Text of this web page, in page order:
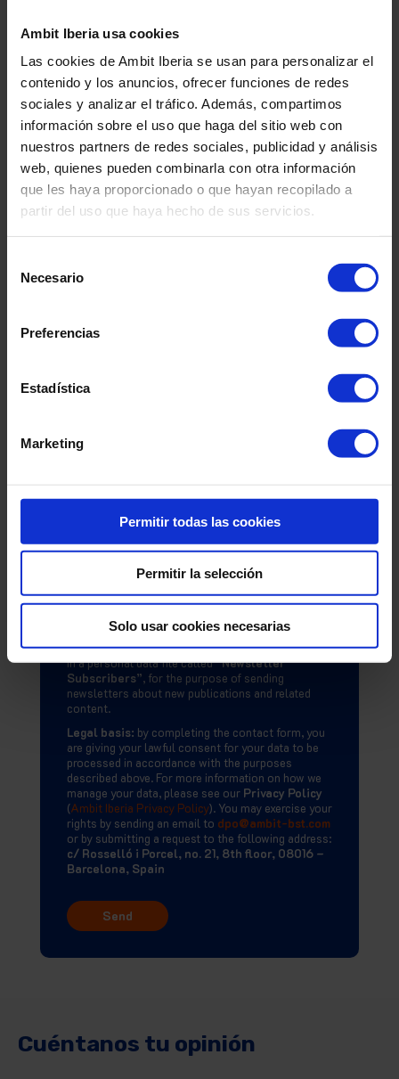
Ambit Iberia usa cookies
Las cookies de Ambit Iberia se usan para personalizar el
contenido y los anuncios, ofrecer funciones de redes
sociales y analizar el tráfico. Además, compartimos
información sobre el uso que haga del sitio web con
nuestros partners de redes sociales, publicidad y análisis
web, quienes pueden combinarla con otra información
que les haya proporcionado o que hayan recopilado a
partir del uso que haya hecho de sus servicios.
Necesario
Preferencias
Estadística
Marketing
Permitir todas las cookies
Permitir la selección
Solo usar cookies necesarias
a nuestro Blog
I accept the Privacy Policy
by completing this form will be processed by
purpose of managing your blog subscription. You
also consent to your email address being included
in a personal data file called“Newsletter
Subscribers”, for the purpose of sending
newsletters about new publications and related
content.
Legal basis: by completing the contact form, you
are giving your lawful consent for your data to be
processed in accordance with the purposes
described above. For more information on how we
manage your data, please see our Privacy Policy
(Ambit Iberia Privacy Policy). You may exercise your
rights by sending an email to dpo@ambit-bst.com
or by submitting a request to the following address:
c/ Rosselló i Porcel, no. 21, 8th floor, 08016 –
Barcelona, Spain
Cuéntanos tu opinión